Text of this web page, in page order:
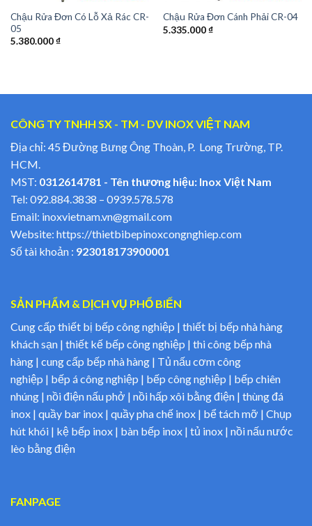
Chậu Rửa Đơn Có Lỗ Xả Rác CR-
05
5.380.000₫
Chậu Rửa Đơn Cánh Phải CR-04
5.335.000₫
CÔNG TY TNHH SX - TM - DV INOX VIỆT NAM
Địa chỉ: 45 Đường Bưng Ông Thoàn, P. Long Trường, TP.
HCM.
MST: 0312614781 - Tên thương hiệu: Inox Việt Nam
Tel: 092.884.3838 – 0939.578.578
Email: inoxvietnam.vn@gmail.com
Website: https://thietbibepinoxcongnghiep.com
Số tài khoản : 923018173900001
SẢN PHẨM & DỊCH VỤ PHỔ BIẾN
Cung cấp thiết bị bếp công nghiệp | thiết bị bếp nhà hàng
khách sạn | thiết kế bếp công nghiệp | thi công bếp nhà
hàng | cung cấp bếp nhà hàng | Tủ nấu cơm công
nghiệp | bếp á công nghiệp | bếp công nghiệp | bếp chiên
nhúng | nồi điện nấu phở | nồi hấp xôi bằng điện | thùng đá
inox | quầy bar inox | quầy pha chế inox | bể tách mỡ | Chụp
hút khói | kệ bếp inox | bàn bếp inox | tủ inox | nồi nấu nước
lèo bằng điện
FANPAGE